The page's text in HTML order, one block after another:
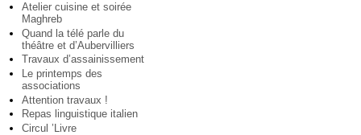
Atelier cuisine et soirée
Maghreb
Quand la télé parle du
théâtre et d’Aubervilliers
Travaux d’assainissement
Le printemps des
associations
Attention travaux !
Repas linguistique italien
Circul ’Livre